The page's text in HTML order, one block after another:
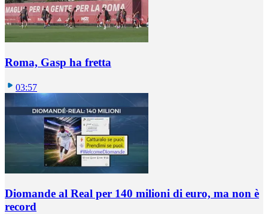
Roma, Gasp ha fretta
03:57
Diomande al Real per 140 milioni di euro, ma non è
record